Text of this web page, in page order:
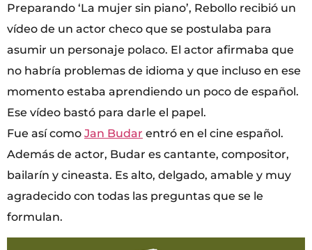
Preparando ‘La mujer sin piano’, Rebollo recibió un
vídeo de un actor checo que se postulaba para
asumir un personaje polaco. El actor afirmaba que
no habría problemas de idioma y que incluso en ese
momento estaba aprendiendo un poco de español.
Ese vídeo bastó para darle el papel.
Fue así como Jan Budar entró en el cine español.
Además de actor, Budar es cantante, compositor,
bailarín y cineasta. Es alto, delgado, amable y muy
agradecido con todas las preguntas que se le
formulan.